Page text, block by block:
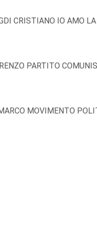
CRISTIANO IO AMO
PARTITO
MOVIMENTO